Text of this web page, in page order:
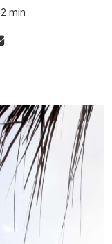
2 min
Share